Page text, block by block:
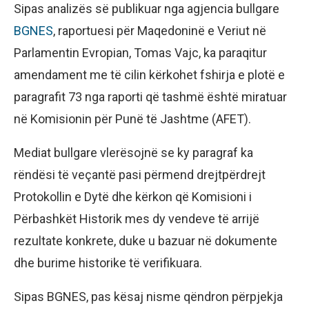
Sipas analizës së publikuar nga agjencia bullgare
BGNES, raportuesi për Maqedoninë e Veriut në
Parlamentin Evropian, Tomas Vajc, ka paraqitur
amendament me të cilin kërkohet fshirja e plotë e
paragrafit 73 nga raporti që tashmë është miratuar
në Komisionin për Punë të Jashtme (AFET).
Mediat bullgare vlerësojnë se ky paragraf ka
rëndësi të veçantë pasi përmend drejtpërdrejt
Protokollin e Dytë dhe kërkon që Komisioni i
Përbashkët Historik mes dy vendeve të arrijë
rezultate konkrete, duke u bazuar në dokumente
dhe burime historike të verifikuara.
Sipas BGNES, pas kësaj nisme qëndron përpjekja